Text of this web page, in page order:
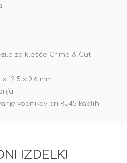
za klešče Crimp & Cut
12.5 x 0.6 mm.
vodnikov pri RJ45 kablih
IZDELKI